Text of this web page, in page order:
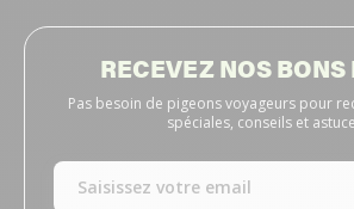
RECEVEZ NOS
Pas besoin de pigeons voyageurs pour
spéciales, conseils et